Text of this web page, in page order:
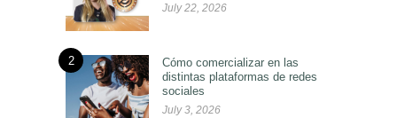
July 22, 2026
2
Cómo comercializar en las
distintas plataformas de redes
sociales
July 3, 2026